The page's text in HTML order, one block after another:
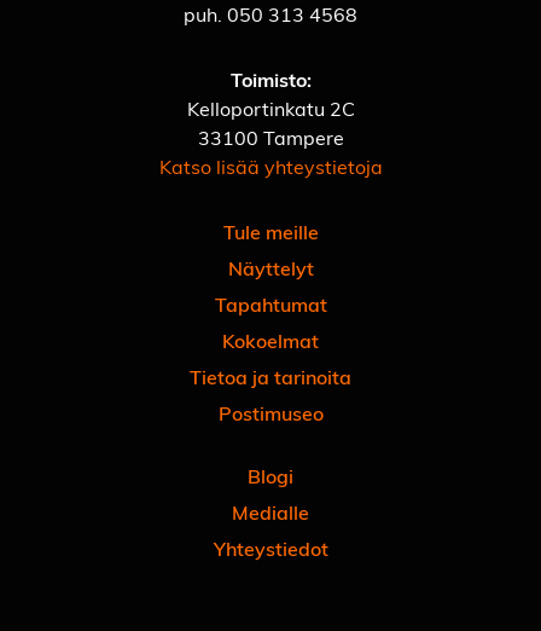
puh. 050 313 4568
Toimisto:
Kelloportinkatu 2C
33100 Tampere
Katso lisää yhteystietoja
Tule meille
Näyttelyt
Tapahtumat
Kokoelmat
Tietoa ja tarinoita
Postimuseo
Blogi
Medialle
Yhteystiedot